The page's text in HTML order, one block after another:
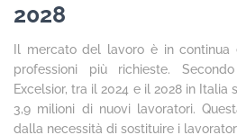
2028
Il mercato del lavoro è in
professioni più richieste.
Excelsior, tra il 2024 e il 2028 in Italia
3,9 milioni di nuovi lavoratori.
dalla necessità di sostituire i